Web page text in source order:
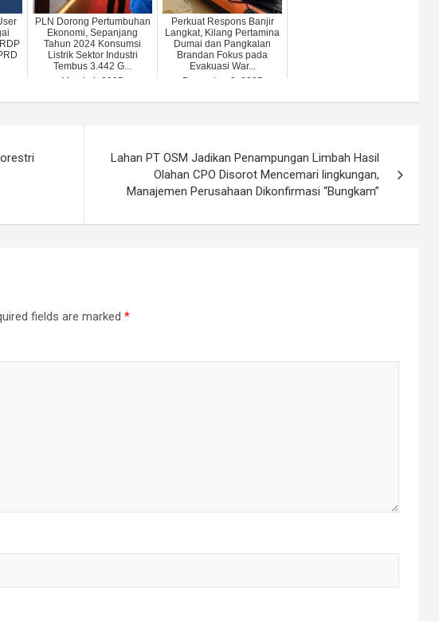
PLN Dorong Pertumbuhan
Ekonomi, Sepanjang
Tahun 2024 Konsumsi
Listrik Sektor Industri
Tembus 3.442 G...
March 4, 2025
Perkuat Respons Banjir
Langkat, Kilang Pertamina
Dumai dan Pangkalan
Brandan Fokus pada
Evakuasi War...
December 2, 2025
Lahan PT OSM Jadikan Penampungan Limbah Hasil
Olahan CPO Disorot Mencemari lingkungan,
Manajemen Perusahaan Dikonfirmasi “Bungkam”
fields are marked *